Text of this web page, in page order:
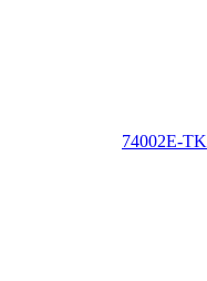
74002E-TK